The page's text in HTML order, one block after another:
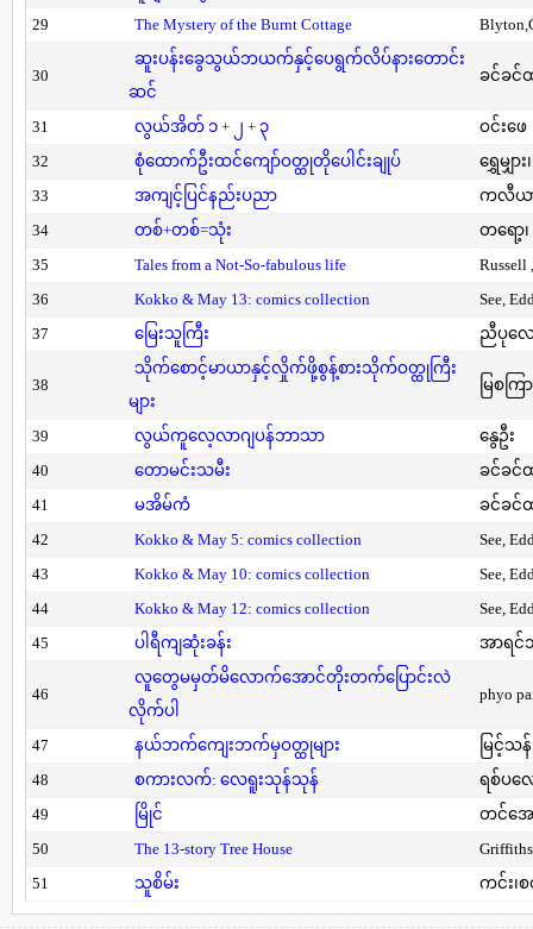
29 The Mystery of the Burnt Cottage
30
ဆူးပန်းခွေသွယ်ဘယက်နှင့်ပေရွက်လိပ်နားတောင်း
ဆင်
ခင်ခင်
31 လွယ်အိတ် ၁ + ၂ + ၃
ဝင်းဖေ
32
စုံထောက်ဦးထင်ကျော်ဝတ္ထုတိုပေါင်းချုပ်
ရွှေမျှား
33
အကျင့်ပြင်နည်းပညာ
ကလီယာ
34
တစ်+တစ်=သုံး
တရော့၊
35
Tales from a Not-So-fabulous life
Russell
36
Kokko & May 13: comics collection
See,
37
မြေးသူကြီး ညီပုလေ
38
သိုက်စောင့်မာယာနှင့်လှိုက်ဖို့စွန့်စားသိုက်ဝတ္ထုကြီး
များ
မြစကြာ
39 လွယ်ကူလေ့လာဂျပန်ဘာသာ
နွေဦး
40
တောမင်းသမီး
ခင်ခင်
41
မအိမ်ကံ
ခင်ခင်
42
Kokko & May 5: comics collection
See,
43
Kokko & May 10: comics collection
See,
44
Kokko & May 12: comics collection
See,
45
ပါရီကျဆုံးခန်း အာရင်
46
လူတွေမမှတ်မိလောက်အောင်တိုးတက်ပြောင်းလဲ
လိုက်ပါ
phyo
47 နယ်ဘက်ကျေးဘက်မှဝတ္ထုများ
မြင့်သန်
48
စကားလက်: လေရူးသုန်သုန်
ရစ်ပလ
49
မြိုင်
တင်အေ
50
The 13-story Tree House
51
သူစိမ်း ကင်း၊